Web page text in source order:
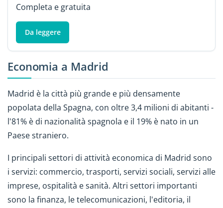
Completa e gratuita
Da leggere
Economia a Madrid
Madrid è la città più grande e più densamente
popolata della Spagna, con oltre 3,4 milioni di abitanti -
l'81% è di nazionalità spagnola e il 19% è nato in un
Paese straniero.
I principali settori di attività economica di Madrid sono
i servizi: commercio, trasporti, servizi sociali, servizi alle
imprese, ospitalità e sanità. Altri settori importanti
sono la finanza, le telecomunicazioni, l'editoria, il